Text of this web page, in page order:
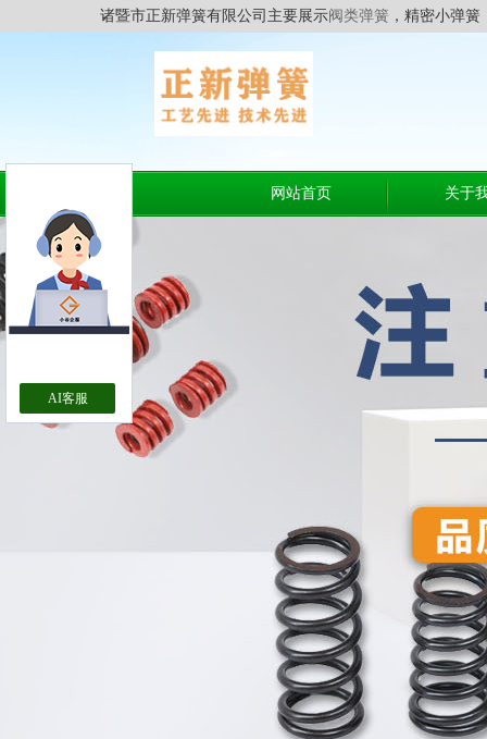
诸暨市正新弹簧有限公司主要展示阀类弹簧 ，精密小弹
网站首页 关于
AI客服